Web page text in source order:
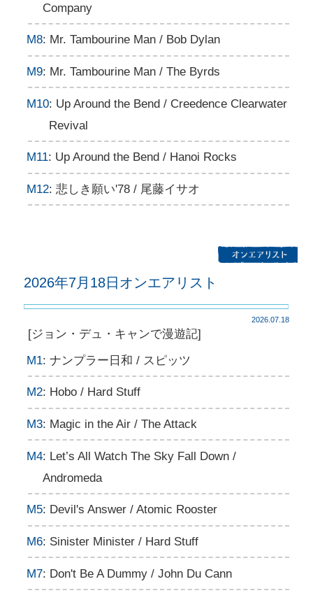
Company
M8: Mr. Tambourine Man / Bob Dylan
M9: Mr. Tambourine Man / The Byrds
M10: Up Around the Bend / Creedence Clearwater
Revival
M11: Up Around the Bend / Hanoi Rocks
M12: 悲しき願い'78 / 尾藤イサオ
2026年7月18日オンエアリスト
2026.07.18
[ジョン・デュ・キャンで漫遊記]
M1: ナンプラー日和 / スピッツ
M2: Hobo / Hard Stuff
M3: Magic in the Air / The Attack
M4: Let’s All Watch The Sky Fall Down /
Andromeda
M5: Devil's Answer / Atomic Rooster
M6: Sinister Minister / Hard Stuff
M7: Don't Be A Dummy / John Du Cann